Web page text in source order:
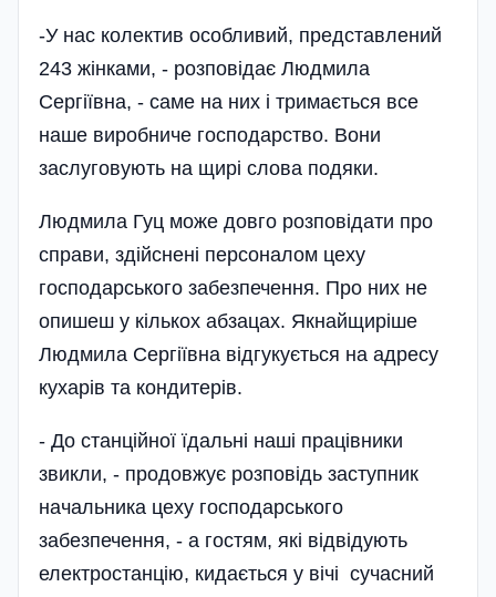
-У нас колектив особливий, представлений
243 жінками, - розповідає Людмила
Сергіївна, - саме на них і тримається все
наше виробниче господарство. Вони
заслуговують на щирі слова подяки.
Людмила Гуц може довго розповідати про
справи, здійснені персоналом цеху
господарського забезпечення. Про них не
опишеш у кількох абзацах. Якнайщиріше
Людмила Сергіївна відгукується на адресу
кухарів та кондитерів.
- До станційної їдальні наші працівники
звикли, - продовжує розповідь заступник
начальника цеху господарського
забезпечення, - а гостям, які відвідують
електростанцію, кидається у вічі сучасний